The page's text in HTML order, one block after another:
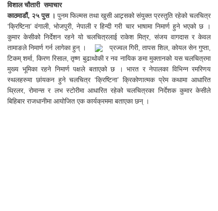
विशाल चौतारी समाचार
काठमाडौं, २५ पुस । पुनम फिल्मस तथा खुसी आट्र्सको संयुक्त प्रस्तुति रहेको चलचित्र
‘क्रिष्टिना’ वंगाली, भोजपुरी, नेपाली र हिन्दी गरी चार भाषामा निमार्ण हुने भएको छ ।
कुमार केसीको निर्देशन रहने यो चलचित्रलाई राकेश मित्र, संजय वागदास र केवल
तामाङले निमार्ण गर्न लागेका हुन् ।
प्रज्वल गिरी, तापस शिल, कोयल सेन गुप्ता,
टिकम् शर्मा, किरण रिसाल, तृष्ण बुढाथोकी र नव नायिक ङमा मुक्तानको यस चलचित्रमा
मुख्य भूमिका रहने निमार्ण पक्षले बताएको छ । भारत र नेपालका विभिन्न रमरिणय
स्थलहरुमा छांयकन हुने चलचित्र ‘क्रिष्टिना’ क्रिकोणात्मक प्रेम कथामा आधारित
थ्रिलर, रोमान्स र लभ स्टोरीमा आधारित रहेको चलचित्रका निर्देशक कुमार केसीले
बिहिबार राजधानीमा आयोजित एक कार्यक्रममा बताएका छन् ।